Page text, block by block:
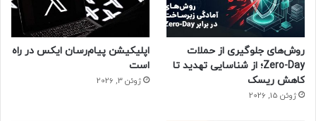
روش‌های جلوگیری از حملات
Zero-Day؛ از شناسایی تهدید تا
کاهش ریسک
ژوئن 15, 2026
اپلیکیشن پیام‌رسان ایکس در راه
است
ژوئن 3, 2026